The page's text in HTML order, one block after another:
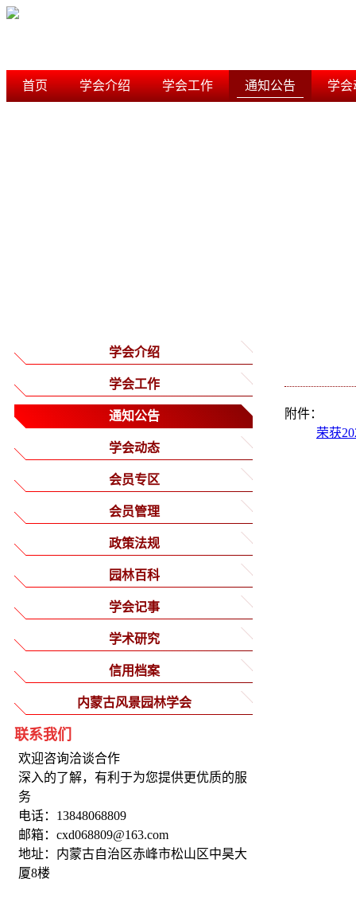
首页 学会介绍 学会工作 通知公告 学会
学会介绍
学会工作
通知公告
学会动态
会员专区
会员管理
政策法规
园林百科
学会记事
学术研究
信用档案
内蒙古风景园林学会
联系我们
欢迎咨询洽谈合作
深入的了解，有利于为您提供更优质的服
务
电话：13848068809
邮箱：cxd068809@163.com
地址：内蒙古自治区赤峰市松山区中昊大
厦8楼
附件：
荣获